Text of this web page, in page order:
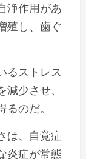
浄作用があ
殖し、歯ぐ
るストレス
少させ、
のだ。
は、自覚症
炎症が常態